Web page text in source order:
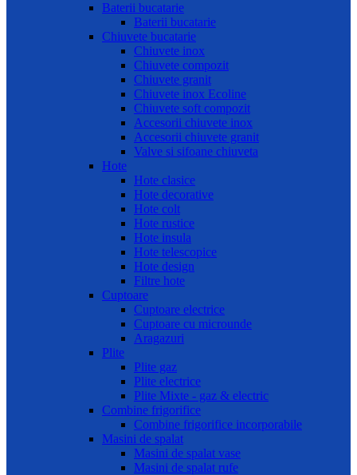
Baterii bucatarie
Baterii bucatarie
Chiuvete bucatarie
Chiuvete inox
Chiuvete compozit
Chiuvete granit
Chiuvete inox Ecoline
Chiuvete soft compozit
Accesorii chiuvete inox
Accesorii chiuvete granit
Valve si sifoane chiuveta
Hote
Hote clasice
Hote decorative
Hote colt
Hote rustice
Hote insula
Hote telescopice
Hote design
Filtre hote
Cuptoare
Cuptoare electrice
Cuptoare cu microunde
Aragazuri
Plite
Plite gaz
Plite electrice
Plite Mixte - gaz & electric
Combine frigorifice
Combine frigorifice incorporabile
Masini de spalat
Masini de spalat vase
Masini de spalat rufe